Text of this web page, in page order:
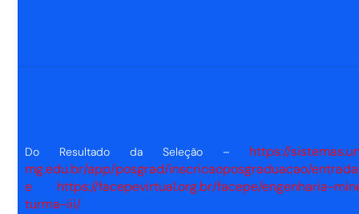
Do Resultado da Seleção – https://
mg.edu.br/app/posgrad/inscricaoposgraduacao/
e https://facepevirtual.org.br/facepe/engenharia-
turma-iii/